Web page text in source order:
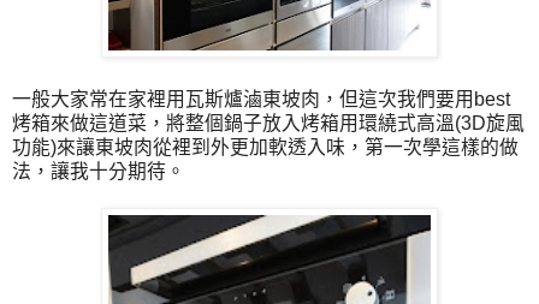
一般大家常在家裡用瓦斯爐滷東坡肉，但這次我們要用best
烤箱來做這道菜，將整個鍋子放入烤箱用環繞式高溫(3D旋風
功能)來讓東坡肉從裡到外更加軟透入味，第一次學這樣的做
法，讓我十分期待。